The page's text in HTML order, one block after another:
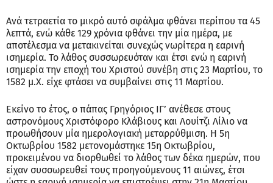
Ανά τετραετία το μικρό αυτό σφάλμα φθάνει περίπου τα 45
λεπτά, ενώ κάθε 129 χρόνια φθάνει την μία ημέρα, με
αποτέλεσμα να μετακινείται συνεχώς νωρίτερα η εαρινή
ισημερία. Το λάθος συσσωρευόταν και έτσι ενώ η εαρινή
ισημερία την εποχή του Χριστού συνέβη στις 23 Μαρτίου, το
1582 μ.Χ. είχε φτάσει να συμβαίνει στις 11 Μαρτίου.
Εκείνο το έτος, ο πάπας Γρηγόριος ΙΓ’ ανέθεσε στους
αστρονόμους Χριστόφορο Κλάβιους και Λουίτζι Λίλιο να
προωθήσουν μία ημερολογιακή μεταρρύθμιση. Η 5η
Οκτωβρίου 1582 μετονομάστηκε 15η Οκτωβρίου,
προκειμένου να διορθωθεί το λάθος των δέκα ημερών, που
είχαν συσσωρευθεί τους προηγούμενους 11 αιώνες, έτσι